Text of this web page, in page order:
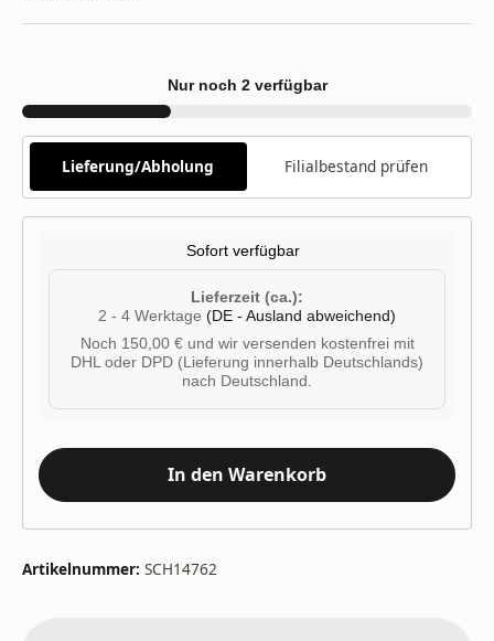
Nur noch 2 verfügbar
Lieferung/Abholung Filialbestand prüfen
Sofort verfügbar
Lieferzeit (ca.):
2 - 4 Werktage (DE - Ausland abweichend)
Noch 150,00 € und wir versenden kostenfrei mit
DHL oder DPD (Lieferung innerhalb Deutschlands)
nach Deutschland.
In den Warenkorb
Artikelnummer: SCH14762